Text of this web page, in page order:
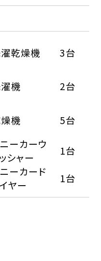
乾燥機 3台
機 2台
機
5台
ーカーウ
シャー
1台
ーカード
ヤー
1台